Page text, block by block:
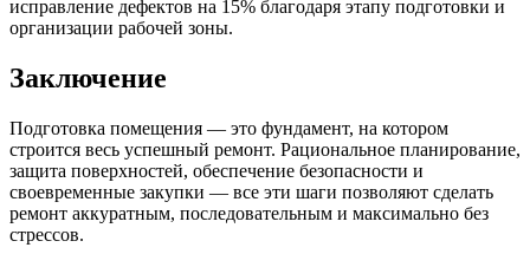
исправление дефектов на 15% благодаря этапу подготовки и
организации рабочей зоны.
Заключение
Подготовка помещения — это фундамент, на котором
строится весь успешный ремонт. Рациональное планирование,
защита поверхностей, обеспечение безопасности и
своевременные закупки — все эти шаги позволяют сделать
ремонт аккуратным, последовательным и максимально без
стрессов.